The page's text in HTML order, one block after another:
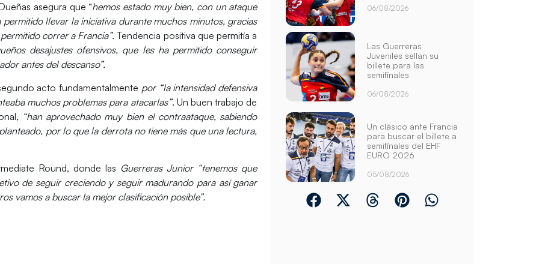
asegura que “hemos estado muy bien, con un ataque
llevar la iniciativa durante muchos minutos, gracias
correr a Francia”. Tendencia positiva que permitía a
desajustes ofensivos, que les ha permitido conseguir
antes del descanso”.
acto fundamentalmente por “la intensidad defensiva
muchos problemas para atacarlas”. Un buen trabajo de
, “han aprovechado muy bien el contraataque, sabiendo
por lo que la derrota no tiene más que una lectura,
Round, donde las Guerreras Junior “tenemos que
de seguir creciendo y seguir madurando para así ganar
vamos a buscar la mejor clasificación posible”.
06/08/2026
Las Guerreras
Juveniles sellan su
billete para las
semifinales
06/08/2026
Un clásico ante Francia
para buscar el billete a
semifinales del EHF
EURO 2026
05/08/2026